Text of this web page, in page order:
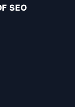
SEO
Hernandez